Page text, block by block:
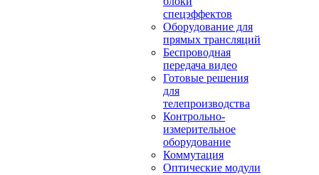
спецэффектов
Оборудование для
прямых трансляций
Беспроводная
передача видео
Готовые решения
для
телепроизводства
Контрольно-
измерительное
оборудование
Коммутация
Оптические модули